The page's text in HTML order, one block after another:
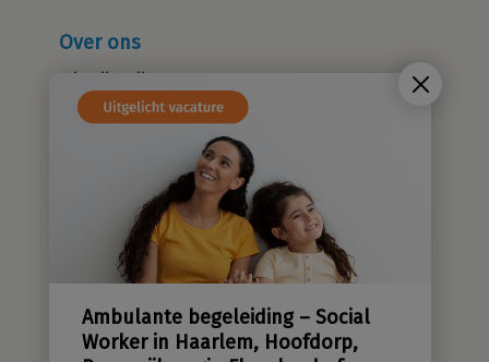
Ambulante begeleiding – Social
Worker in Haarlem, Hoofdorp,
Over ons
Wie zijn wij?
Cliëntenraad
Sensatieve methodiek
Groene zorg
Stichting Sensa
Contact